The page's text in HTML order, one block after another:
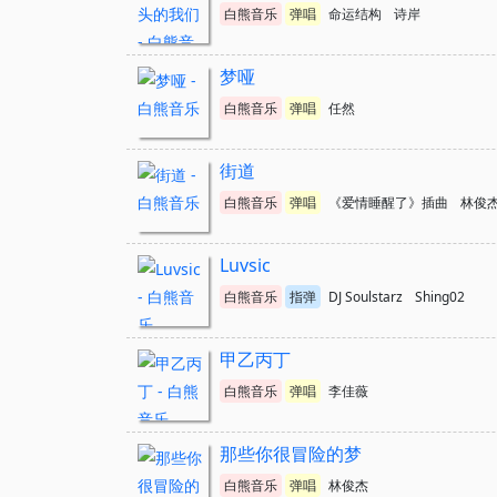
白熊音乐 弹唱 命运结构 诗岸
梦哑
白熊音乐 弹唱 任然
街道
白熊音乐 弹唱 《爱情睡醒了》插曲 林俊
Luvsic
白熊音乐 指弹 DJ Soulstarz Shing02
甲乙丙丁
白熊音乐 弹唱 李佳薇
那些你很冒险的梦
白熊音乐 弹唱 林俊杰